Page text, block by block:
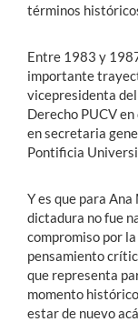
términos
Entre 1983 y
importante
vicepresidenta
Derecho PUCV
en secretaria
Pontificia
Y es que para
dictadura no fue
compromiso por
pensamiento
que representa
momento
estar de nuevo